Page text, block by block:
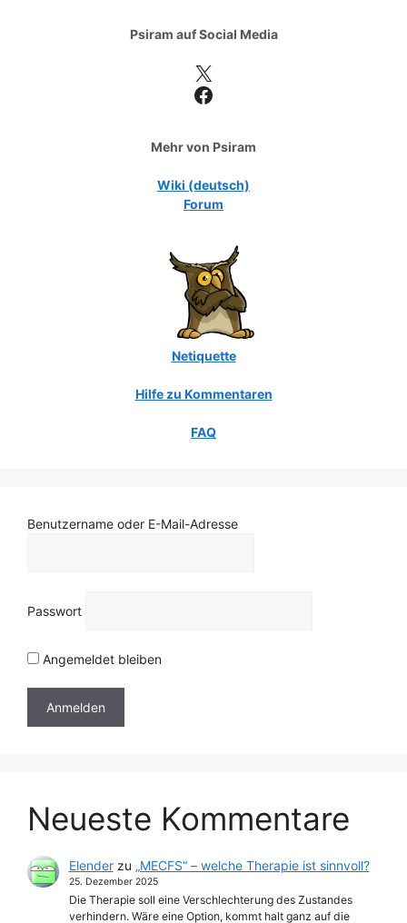
Psiram aufSocial Media
X
Facebook
Mehr von Psiram
Wiki (deutsch)
Forum
Netiquette
Hilfe zu Kommentaren
FAQ
Benutzername oder E-Mail-Adresse
Passwort
Angemeldet bleiben
Neueste Kommentare
Elenderzu „MECFS“ – welche Therapie ist sinnvoll?
25. Dezember 2025
Die Therapie soll eine Verschlechterung des Zustandes
verhindern. Wäre eine Option, kommt halt ganz auf die